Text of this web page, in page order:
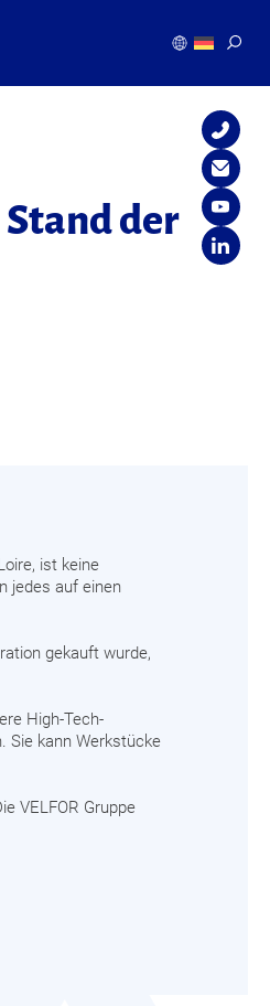
Stand der
ist keine
jedes auf einen
gekauft wurde,
High-Tech-
Sie kann Werkstücke
VELFOR Gruppe